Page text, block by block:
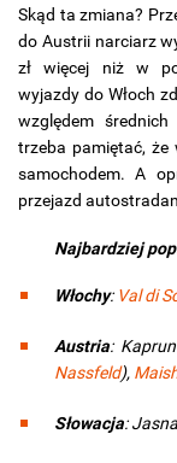
Skąd ta zmiana?
do Austrii narciarz
zł więcej niż w
wyjazdy do Włoch
względem
trzeba pamiętać, że
samochodem. A
przejazd
Najbardziej
Włochy: Val di
Austria:
Nassfeld),
Słowacja: